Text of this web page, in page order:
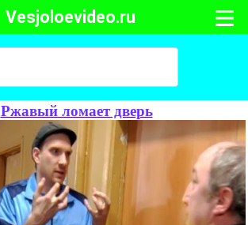
Vesjoloevideo.ru
Ржавый ломает дверь